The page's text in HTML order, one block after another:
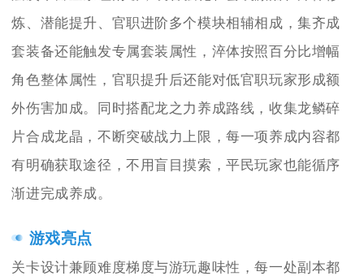
炼、潜能提升、官职进阶多个模块相辅相成，集齐成
套装备还能触发专属套装属性，淬体按照百分比增幅
角色整体属性，官职提升后还能对低官职玩家形成额
外伤害加成。同时搭配龙之力养成路线，收集龙鳞碎
片合成龙晶，不断突破战力上限，每一项养成内容都
有明确获取途径，不用盲目摸索，平民玩家也能循序
渐进完成养成。
游戏亮点
关卡设计兼顾难度梯度与游玩趣味性，每一处副本都